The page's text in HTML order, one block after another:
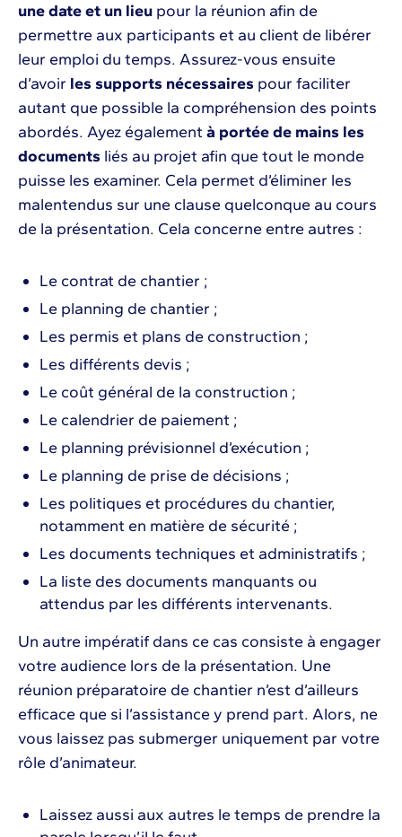
une date et un lieu pour la réunion afin de
permettre aux participants et au client de libérer
leur emploi du temps. Assurez-vous ensuite
d’avoir les supports nécessaires pour faciliter
autant que possible la compréhension des points
abordés. Ayez également à portée de mains les
documents liés au projet afin que tout le monde
puisse les examiner. Cela permet d’éliminer les
malentendus sur une clause quelconque au cours
de la présentation. Cela concerne entre autres :
Le contrat de chantier ;
Le planning de chantier ;
Les permis et plans de construction ;
Les différents devis ;
Le coût général de la construction ;
Le calendrier de paiement ;
Le planning prévisionnel d’exécution ;
Le planning de prise de décisions ;
Les politiques et procédures du chantier,
notamment en matière de sécurité ;
Les documents techniques et administratifs ;
La liste des documents manquants ou
attendus par les différents intervenants.
Un autre impératif dans ce cas consiste à engager
votre audience lors de la présentation. Une
réunion préparatoire de chantier n’est d’ailleurs
efficace que si l’assistance y prend part. Alors, ne
vous laissez pas submerger uniquement par votre
rôle d’animateur.
Laissez aussi aux autres le temps de prendre la